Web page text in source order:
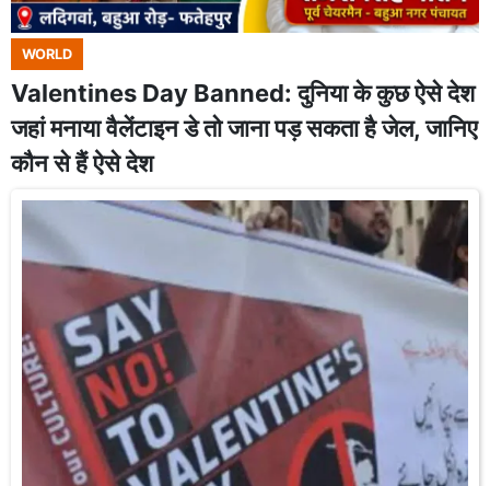
WORLD
Valentines Day Banned: दुनिया के कुछ ऐसे देश
जहां मनाया वैलेंटाइन डे तो जाना पड़ सकता है जेल, जानिए
कौन से हैं ऐसे देश